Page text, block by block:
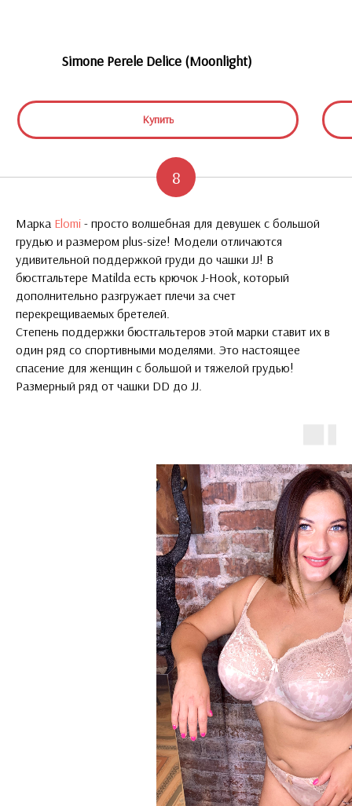
Simone Perele Delice (Moonlight)
Купить
8
Марка Elomi - просто волшебная для девушек с большой
грудью и размером plus-size! Модели отличаются
удивительной поддержкой груди до чашки JJ! В
бюстгальтере Matilda есть крючок J-Hook, который
дополнительно разгружает плечи за счет
перекрещиваемых бретелей.
Степень поддержки бюстгальтеров этой марки ставит их в
один ряд со спортивными моделями. Это настоящее
спасение для женщин с большой и тяжелой грудью!
Размерный ряд от чашки DD до JJ.